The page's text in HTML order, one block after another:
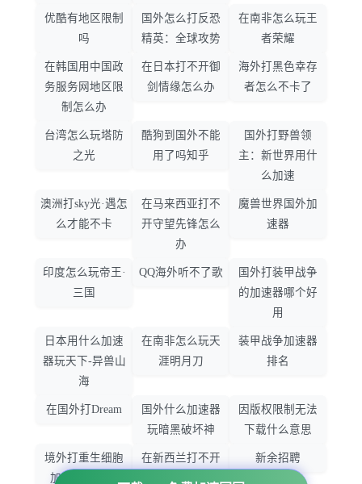
优酷有地区限制
吗
国外怎么打反恐
精英：全球攻势
在南非怎么玩王
者荣耀
在韩国用中国政
务服务网地区限
制怎么办
在日本打不开御
剑情缘怎么办
海外打黑色幸存
者怎么不卡了
台湾怎么玩塔防
之光
酷狗到国外不能
用了吗知乎
国外打野兽领
主：新世界用什
么加速
澳洲打sky光·遇怎
么才能不卡
在马来西亚打不
开守望先锋怎么
办
魔兽世界国外加
速器
印度怎么玩帝王·
三国
QQ海外听不了歌
国外打装甲战争
的加速器哪个好
用
日本用什么加速
器玩天下-异兽山
海
在南非怎么玩天
涯明月刀
装甲战争加速器
排名
在国外打Dream
国外什么加速器
玩暗黑破坏神
因版权限制无法
下载什么意思
境外打重生细胞
加速器哪个好
在新西兰打不开
大智慧怎么办
新余招聘